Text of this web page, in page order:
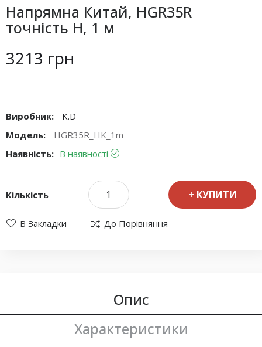
Напрямна Китай, HGR35R
точність H, 1 м
3213 грн
Виробник:
K.D
Модель:
HGR35R_HK_1m
Наявність: В наявності
Кількість КУПИТИ
В Закладки До Порівняння
Опис
Характеристики